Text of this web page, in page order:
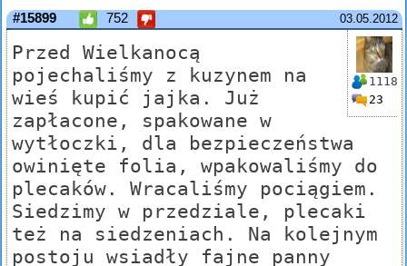
03.05.2012
#15899 752
1118
23
Przed Wielkanocą
pojechaliśmy z kuzynem na
wieś kupić jajka. Już
zapłacone, spakowane w
wytłoczki, dla bezpieczeństwa
owinięte folia, wpakowaliśmy do
plecaków. Wracaliśmy pociągiem.
Siedzimy w przedziale, plecaki
też na siedzeniach. Na kolejnym
postoju wsiadły fajne panny